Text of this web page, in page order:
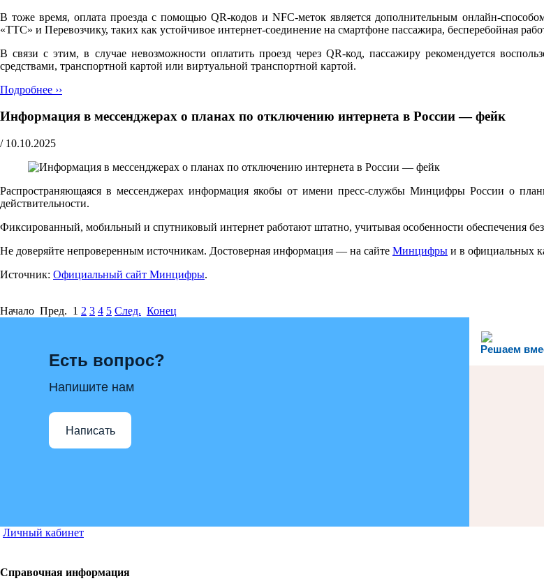
В тоже время, оплата проезда с помощью QR-кодов и NFC-меток является дополнительным онлайн-
«ТТС» и Перевозчику, таких как устойчивое интернет-соединение на смартфоне пассажира, бесперебойная
В связи с этим, в случае невозможности оплатить проезд через QR-код, пассажиру рекомендуется
средствами, транспортной картой или виртуальной транспортной картой.
Подробнее ››
Информация в мессенджерах о планах по отключению интернета в России — фейк
/ 10.10.2025
Распространяющаяся в мессенджерах информация якобы от имени пресс-службы Минцифры России о
действительности.
Фиксированный, мобильный и спутниковый интернет работают штатно, учитывая особенности обеспечения
Не доверяйте непроверенным источникам. Достоверная информация — на сайте Минцифры и в официальных
Источник: Официальный сайт Минцифры.
Начало Пред. 1 2 3 4 5 След. Конец
Решаем
Есть вопрос?
Напишите нам
Написать
Личный кабинет
Справочная информация